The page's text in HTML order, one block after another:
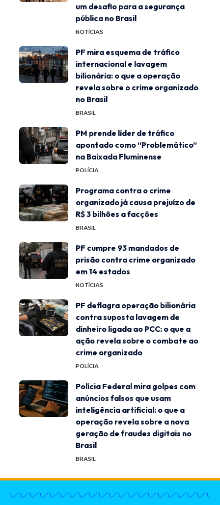
um desafio para a segurança
pública no Brasil
NOTÍCIAS
PF mira esquema de tráfico
internacional e lavagem
bilionária: o que a operação
revela sobre o crime organizado
no Brasil
BRASIL
PM prende líder de tráfico
apontado como “Problemático”
na Baixada Fluminense
POLÍCIA
Programa contra o crime
organizado já causa prejuízo de
R$ 3 bilhões a facções
BRASIL
PF cumpre 93 mandados de
prisão contra crime organizado
em 14 estados
NOTÍCIAS
PF deflagra operação bilionária
contra suposta lavagem de
dinheiro ligada ao PCC: o que a
ação revela sobre o combate ao
crime organizado
POLÍCIA
Polícia Federal mira golpes com
anúncios falsos que usam
inteligência artificial: o que a
operação revela sobre a nova
geração de fraudes digitais no
Brasil
BRASIL